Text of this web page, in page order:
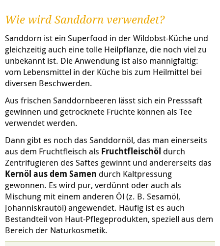
Wie wird Sanddorn verwendet?
Sanddorn ist ein Superfood in der Wildobst-Küche und
gleichzeitig auch eine tolle Heilpflanze, die noch viel zu
unbekannt ist. Die Anwendung ist also mannigfaltig:
vom Lebensmittel in der Küche bis zum Heilmittel bei
diversen Beschwerden.
Aus frischen Sanddornbeeren lässt sich ein Presssaft
gewinnen und getrocknete Früchte können als Tee
verwendet werden.
Dann gibt es noch das Sanddornöl, das man einerseits
aus dem Fruchtfleisch als Fruchtfleischöl durch
Zentrifugieren des Saftes gewinnt und andererseits das
Kernöl aus dem Samen durch Kaltpressung
gewonnen. Es wird pur, verdünnt oder auch als
Mischung mit einem anderen Öl (z. B. Sesamöl,
Johanniskrautöl) angewendet. Häufig ist es auch
Bestandteil von Haut-Pflegeprodukten, speziell aus dem
Bereich der Naturkosmetik.